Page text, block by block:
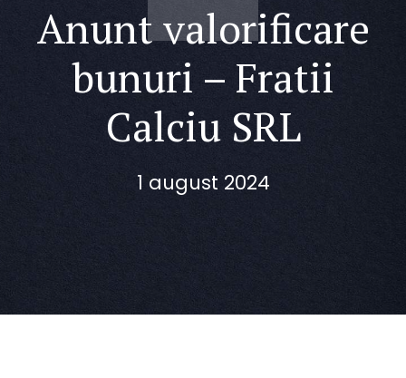
Anunt valorificare
bunuri – Fratii
Calciu SRL
1 august 2024